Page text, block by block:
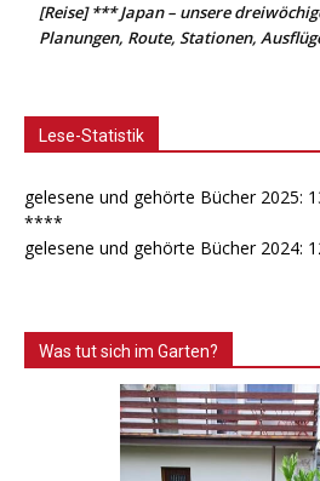
[Reise] *** Japan – unsere
Planungen, Route, Stationen,
Lese-Statistik
gelesene und gehörte Bücher 2025:
****
gelesene und gehörte Bücher 2024:
Was tut sich im Garten?